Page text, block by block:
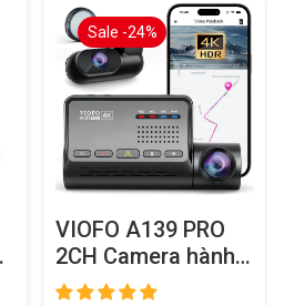
Sale -24%
VIOFO A139 PRO
2CH Camera hành
trình trước và sau